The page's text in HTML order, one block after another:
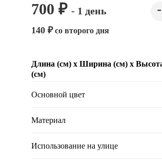
700 ₽ - 1 день
140 ₽со второго дня
Длина (см) х Ширина (см) х
(см)
Основной цвет
Материал
Использование на улице